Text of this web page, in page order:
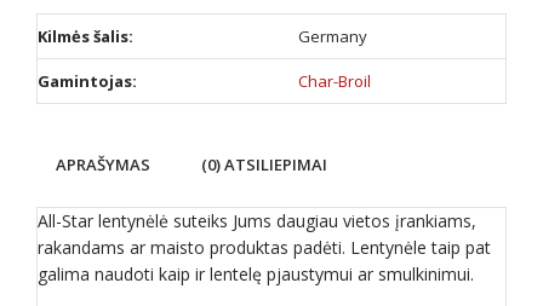
Kilmės šalis: Germany
Gamintojas: Char-Broil
APRAŠYMAS (0) ATSILIEPIMAI
All-Star lentynėlė suteiks Jums daugiau vietos įrankiams,
rakandams ar maisto produktas padėti. Lentynėle taip pat
galima naudoti kaip ir lentelę pjaustymui ar smulkinimui.